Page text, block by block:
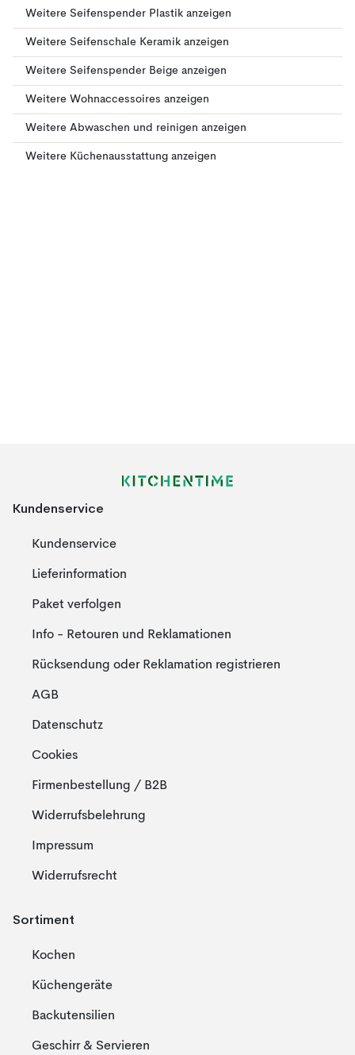
Weitere Seifenspender Plastik anzeigen
Weitere Seifenschale Keramik anzeigen
Weitere Seifenspender Beige anzeigen
Weitere Wohnaccessoires anzeigen
Weitere Abwaschen und reinigen anzeigen
Weitere Küchenausstattung anzeigen
Kundenservice
Kundenservice
Lieferinformation
Paket verfolgen
Info - Retouren und Reklamationen
Rücksendung oder Reklamation registrieren
AGB
Datenschutz
Cookies
Firmenbestellung / B2B
Widerrufsbelehrung
Impressum
Widerrufsrecht
Sortiment
Kochen
Küchengeräte
Backutensilien
Geschirr & Servieren